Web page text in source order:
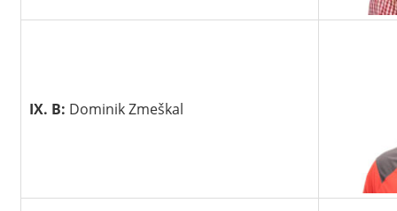
IX. B: Dominik Zmeškal